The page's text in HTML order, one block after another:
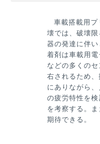
車載搭載用
壊では、破壊
器の発達に伴
着剤は車載用
などの多くの
右されるため、
にありながら
の疲労特性を
を考察する。
期待できる。